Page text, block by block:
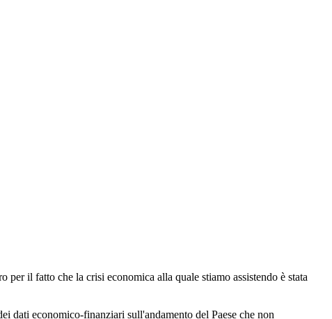
il fatto che la crisi economica alla quale stiamo assistendo è stata
dati economico-finanziari sull'andamento del Paese che non